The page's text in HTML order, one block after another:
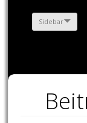
Sidebar